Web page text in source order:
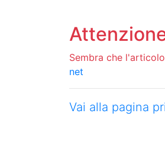
Sembra che
net
Vai alla pagina